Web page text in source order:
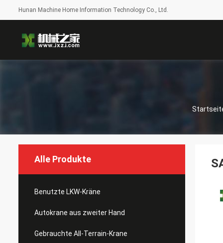
Hunan Machine Home Information Technology Co., Ltd.
Alle Produkte
Benutzte LKW-Kräne
Autokrane aus zweiter Hand
Gebrauchte All-Terrain-Krane